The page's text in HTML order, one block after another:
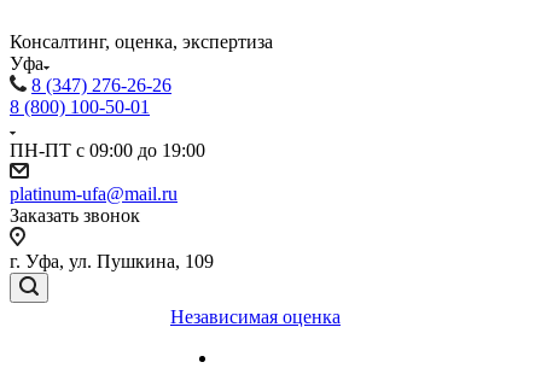
Консалтинг, оценка, экспертиза
Уфа
8 (347) 276-26-26
8 (800) 100-50-01
ПН-ПТ с 09:00 до 19:00
platinum-ufa@mail.ru
Заказать звонок
г. Уфа, ул. Пушкина, 109
Независимая оценка